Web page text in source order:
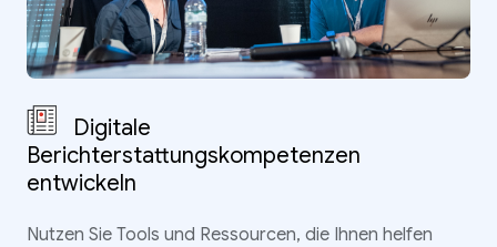
Digitale
Berichterstattungskompetenzen
entwickeln
Nutzen Sie Tools und Ressourcen, die Ihnen helfen